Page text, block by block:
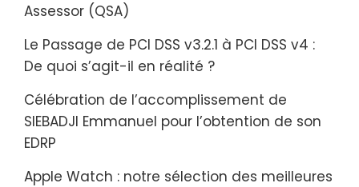
Assessor (QSA)
Le Passage de PCI DSS v3.2.1 à PCI DSS v4 :
De quoi s’agit-il en réalité ?
Célébration de l’accomplissement de
SIEBADJI Emmanuel pour l’obtention de son
EDRP
Apple Watch : notre sélection des meilleures